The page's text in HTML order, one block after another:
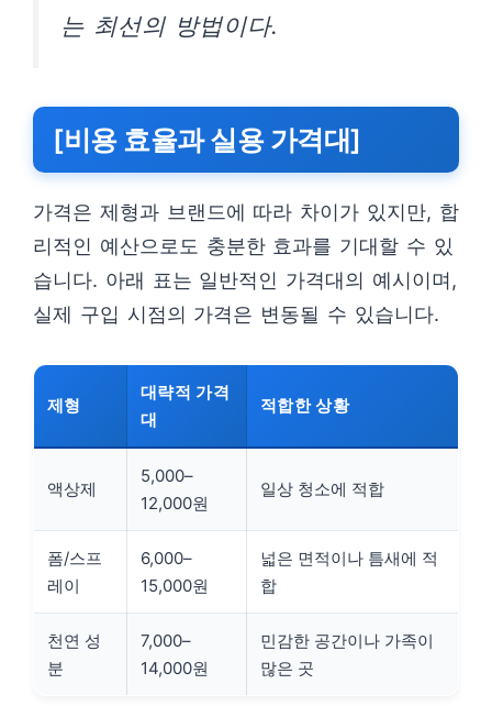
는 최선의 방법이다.
[비용 효율과 실용 가격대]
가격은 제형과 브랜드에 따라 차이가 있지만, 합
리적인 예산으로도 충분한 효과를 기대할 수 있
습니다. 아래 표는 일반적인 가격대의 예시이며,
실제 구입 시점의 가격은 변동될 수 있습니다.
제형
대략적 가격
대
적합한 상황
액상제
5,000–
12,000원
일상 청소에 적합
폼/스프
레이
6,000–
15,000원
넓은 면적이나 틈새에 적
합
천연 성
분
7,000–
14,000원
민감한 공간이나 가족이
많은 곳